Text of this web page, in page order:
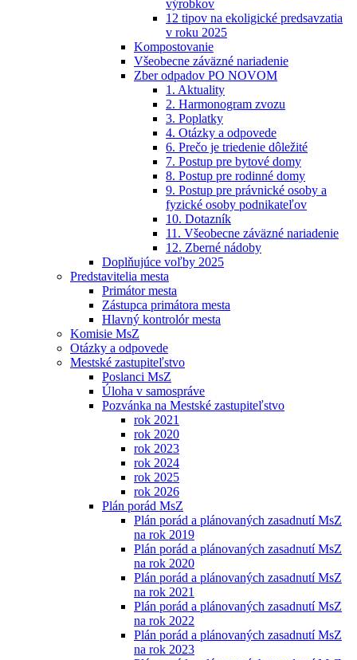
výrobkov
12 tipov na ekoligické predsavzatia
v roku 2025
Kompostovanie
Všeobecne záväzné nariadenie
Zber odpadov PO NOVOM
1. Aktuality
2. Harmonogram zvozu
3. Poplatky
4. Otázky a odpovede
6. Prečo je triedenie dôležité
7. Postup pre bytové domy
8. Postup pre rodinné domy
9. Postup pre právnické osoby a
fyzické osoby podnikateľov
10. Dotazník
11. Všeobecne záväzné nariadenie
12. Zberné nádoby
Doplňujúce voľby 2025
Predstavitelia mesta
Primátor mesta
Zástupca primátora mesta
Hlavný kontrolór mesta
Komisie MsZ
Otázky a odpovede
Mestské zastupiteľstvo
Poslanci MsZ
Úloha v samospráve
Pozvánka na Mestské zastupiteľstvo
rok 2021
rok 2020
rok 2023
rok 2024
rok 2025
rok 2026
Plán porád MsZ
Plán porád a plánovaných zasadnutí MsZ
na rok 2019
Plán porád a plánovaných zasadnutí MsZ
na rok 2020
Plán porád a plánovaných zasadnutí MsZ
na rok 2021
Plán porád a plánovaných zasadnutí MsZ
na rok 2022
Plán porád a plánovaných zasadnutí MsZ
na rok 2023